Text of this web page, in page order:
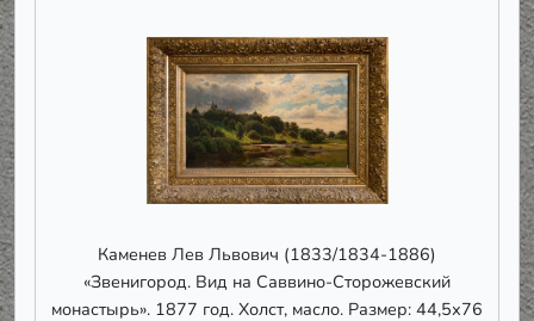
Каменев Лев Львович (1833/1834-1886)
«Звенигород. Вид на Саввино-Сторожевский
монастырь». 1877 год. Холст, масло. Размер: 44,5х76